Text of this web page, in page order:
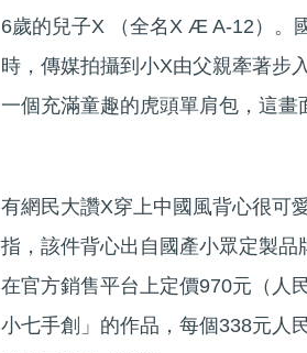
6歲的兒子X （全名X Æ A-12）。
時，傳媒拍攝到小X由父親牽著步
一個充滿童趣的虎頭單肩包，這畫
有網民大讚X穿上中國風背心很可
指，該件背心出自國產小眾定製
在官方銷售平台上定價970元（人
小七手創」的作品，每個338元人